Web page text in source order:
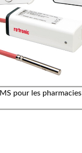
pour les pharmacies